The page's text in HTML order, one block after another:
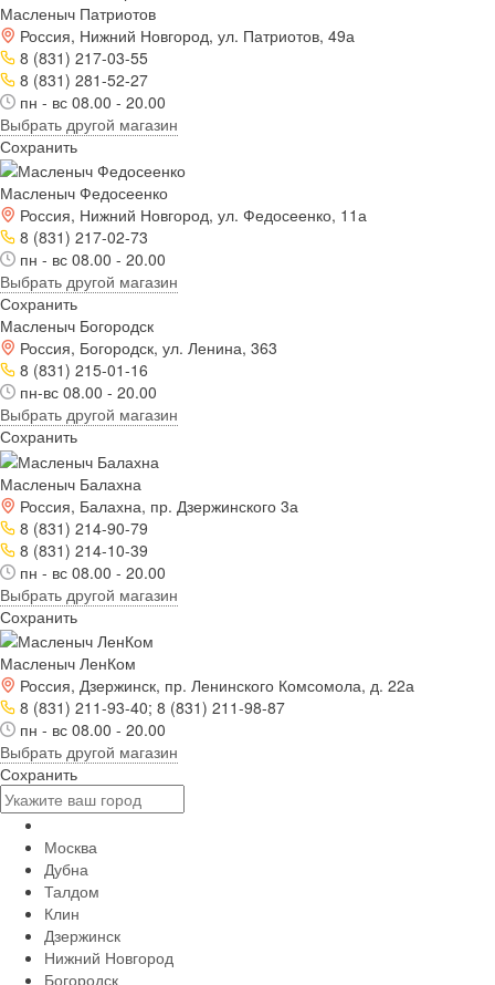
Масленыч Патриотов
Россия, Нижний Новгород, ул. Патриотов, 49а
8 (831) 217-03-55
8 (831) 281-52-27
пн - вс 08.00 - 20.00
Выбрать другой магазин
Сохранить
Масленыч Федосеенко
Россия, Нижний Новгород, ул. Федосеенко, 11а
8 (831) 217-02-73
пн - вс 08.00 - 20.00
Выбрать другой магазин
Сохранить
Масленыч Богородск
Россия, Богородск, ул. Ленина, 363
8 (831) 215-01-16
пн-вс 08.00 - 20.00
Выбрать другой магазин
Сохранить
Масленыч Балахна
Россия, Балахна, пр. Дзержинского 3а
8 (831) 214-90-79
8 (831) 214-10-39
пн - вс 08.00 - 20.00
Выбрать другой магазин
Сохранить
Масленыч ЛенКом
Россия, Дзержинск, пр. Ленинского Комсомола, д. 22а
8 (831) 211-93-40; 8 (831) 211-98-87
пн - вс 08.00 - 20.00
Выбрать другой магазин
Сохранить
Москва
Дубна
Талдом
Клин
Дзержинск
Нижний Новгород
Богородск